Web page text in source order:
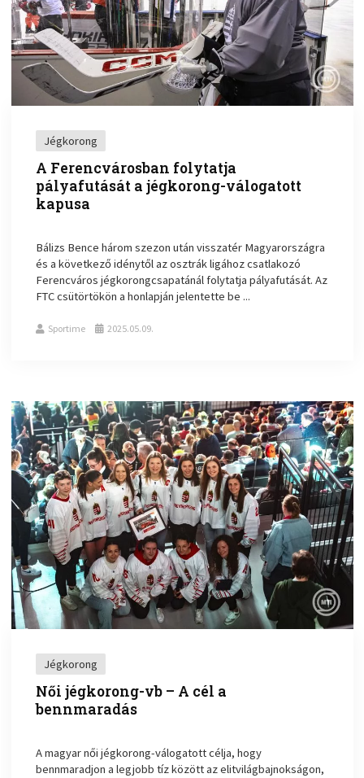
Jégkorong
A Ferencvárosban folytatja
pályafutását a jégkorong-válogatott
kapusa
Bálizs Bence három szezon után visszatér Magyarországra
és a következő idénytől az osztrák ligához csatlakozó
Ferencváros jégkorongcsapatánál folytatja pályafutását. Az
FTC csütörtökön a honlapján jelentette be ...
Sportime 2025.05.09.
Jégkorong
Női jégkorong-vb – A cél a
bennmaradás
A magyar női jégkorong-válogatott célja, hogy
bennmaradjon a legjobb tíz között az elitvilágbajnokságon,